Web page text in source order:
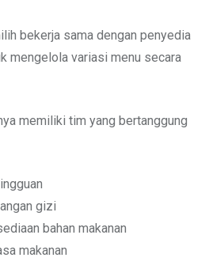
bekerja sama dengan penyedia
mengelola variasi menu secara
memiliki tim yang bertanggung
gizi
bahan makanan
makanan